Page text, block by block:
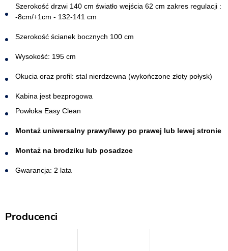
Szerokość drzwi 140 cm światło wejścia 62 cm zakres regulacji :
-8cm/+1cm - 132-141 cm
Szerokość ścianek bocznych 100 cm
Wysokość: 195 cm
Okucia oraz profil: stal nierdzewna (wykończone złoty połysk)
Kabina jest bezprogowa​
Powłoka Easy Clean
Montaż uniwersalny prawy/lewy po prawej lub lewej stronie
Montaż na brodziku lub posadzce
Gwarancja: 2 lata
Producenci